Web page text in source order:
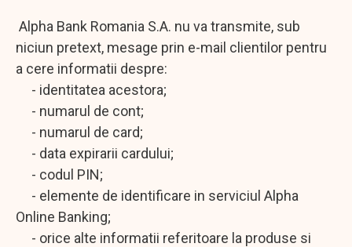
Alpha Bank Romania S.A. nu va transmite, sub
niciun pretext, mesage prin e-mail clientilor pentru
a cere informatii despre:
- identitatea acestora;
- numarul de cont;
- numarul de card;
- data expirarii cardului;
- codul PIN;
- elemente de identificare in serviciul Alpha
Online Banking;
- orice alte informatii referitoare la produse si